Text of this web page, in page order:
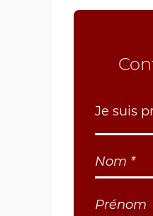
Je suis